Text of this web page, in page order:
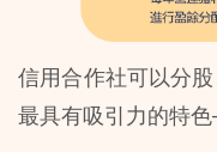
信用合作社可以分
最具有吸引力的特